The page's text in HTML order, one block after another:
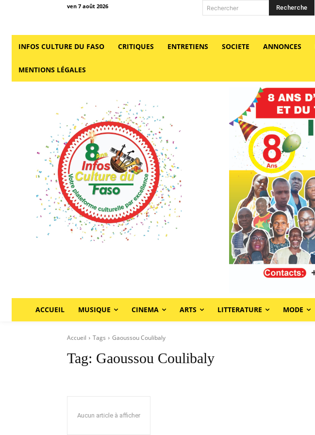
ven 7 août 2026 Rechercher Recherche
INFOS CULTURE DU FASO CRITIQUES ENTRETIENS SOCIETE ANNONCES
MENTIONS LÉGALES
ACCUEIL MUSIQUE CINEMA ARTS LITTERATURE MODE
Accueil Tags Gaoussou Coulibaly
Tag: Gaoussou Coulibaly
Aucun article à afficher